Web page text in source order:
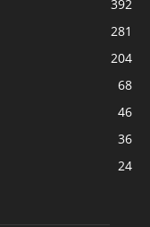
392
281
204
68
46
36
24